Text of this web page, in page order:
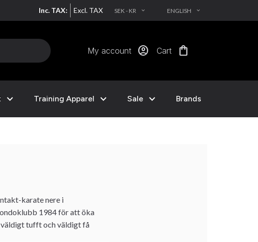
Inc. TAX: Excl. TAX SEK - KR EXPAND_MORE ENGLISH EXPAND_MORE
My account account_circle Cart shopping_bag
expand_more Training Apparel expand_more Sale expand_more Brands
karate nere i
1984 för att öka
väldigt tufft och väldigt få